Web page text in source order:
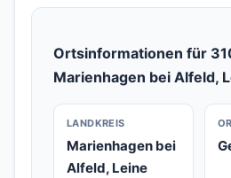
Ortsinformationen für
Marienhagen bei Alfeld,
LANDKREIS
Marienhagen bei
Alfeld, Leine